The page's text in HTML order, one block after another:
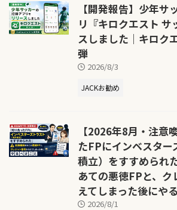
【開発報告】少年サ
リ『キロクエスト サ
スしました｜キロク
弾
2026/8/3
JACKお勧め
【2026年8月・注意
たFPにインベスタ
積立）をすすめられ
あての悪徳FPと、
えてしまった後にや
2026/8/1